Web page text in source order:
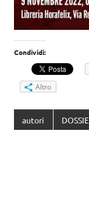
Condividi:
Altro
autori